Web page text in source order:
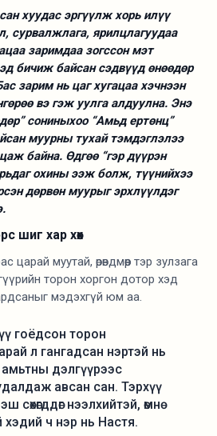
хуудас эргүүлж хорь илүү
сурвалжлага, ярилцлагуудаа
заримдаа зогссон мэт
бичиж байсан сэдвүүд өнөөдөр
зарим нь цаг хугацаа хэчнээн
вэ гэж уулга алдуулна. Энэ
сониныхоо “Амьд ертөнц”
муурны тухай тэмдэглэлээ
байна. Өдгөө “гэр дүүрэн
охины ээж болж, түүнийхээ
дөрвөн муурыг эрхлүүлдэг
шиг хар хөх
муутай, өрөвдмөөр тэр зулзага
торон хоргон дотор хэд
мэдэхгүй юм аа.
гоёдсон торон
л гангадсан нэртэй нь
дэлгүүрээс
авсан сан. Тэрхүү
сөхөгддөг нээлхийтэй, өмнө
хэдий ч нэр нь Настя.